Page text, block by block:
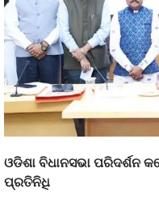
ଓଡିଶା ବିଧାନସଭା ପରିଦର୍ଶନ
ପ୍ରତିନିଧି